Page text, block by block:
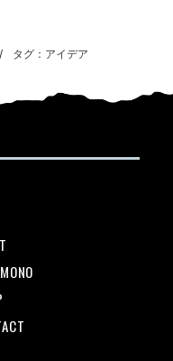
タグ：アイデア